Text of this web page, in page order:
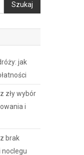
Szukaj
jak
zły wybór
i
brak